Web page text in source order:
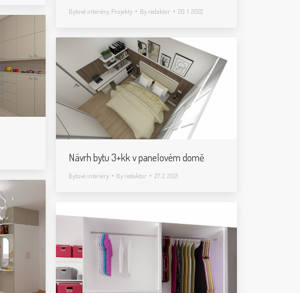
Bytové interiéry Projekty By redaktor 20. 1. 2022
Návrh bytu 3+kk v panelovém domě
Bytové interiéry By redaktor 27. 2. 2021